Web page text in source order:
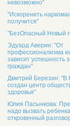
невозможно"
"Искоренить
получится"
"БезОпасный Новый
Эдуард Аверин: "От
профессионализма
зависит успешность
граждан"
Дмитрий Березин: "В
создан центр
здоровья"
Юлия Пасынкова:
надо вызвать
откровенный